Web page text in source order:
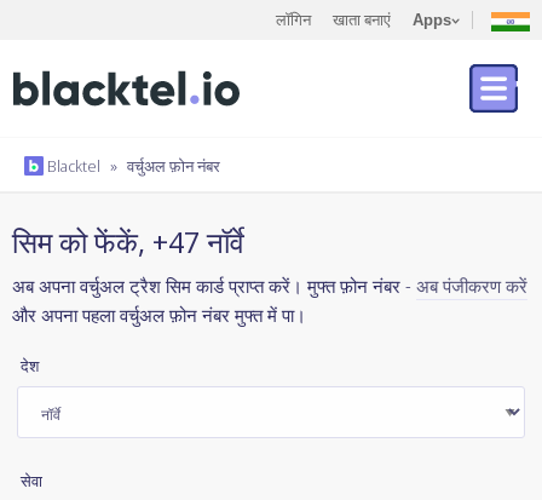
लॉगिन खाता बनाएं Apps
Blacktel » वर्चुअल फ़ोन नंबर
सिम को फेंकें, +47 नॉर्वे
अब अपना वर्चुअल ट्रैश सिम कार्ड प्राप्त करें। मुफ्त फ़ोन नंबर - अब पंजीकरण करें
और अपना पहला वर्चुअल फ़ोन नंबर मुफ्त में पा।
देश
सेवा